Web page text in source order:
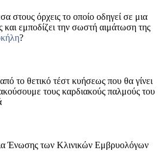
στους όρχεις το οποίο οδηγεί σε μια
εμποδίζει την σωστή αιμάτωση της
?
το θετικό τέστ κυήσεως που θα γίνει
τους καρδιακούς παλμούς του
των Κλινικών Εμβρυολόγων